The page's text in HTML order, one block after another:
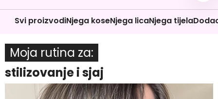
Svi proizvodiNjega koseNjega licaNjega tijela
Moja rutina za
stilizovanje i sjaj